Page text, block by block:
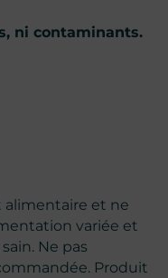
ni contaminants.
et ne
variée et
Ne pas
Produit